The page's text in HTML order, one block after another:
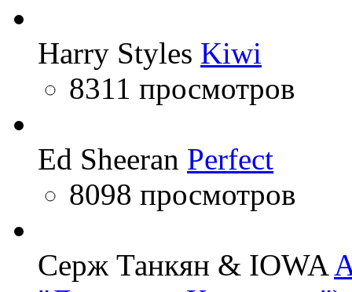
Harry Styles Kiwi
8311 просмотров
Ed Sheeran Perfect
8098 просмотров
Серж Танкян & IOWA